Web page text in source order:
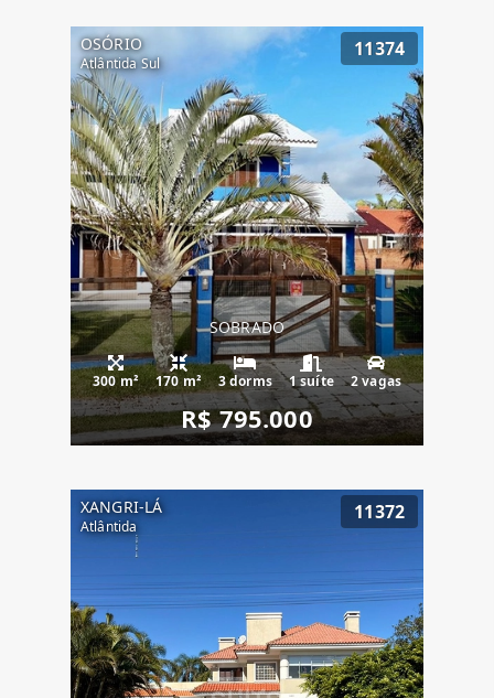
OSÓRIO
Atlântida Sul
11374
SOBRADO
300 m² 170 m² 3 dorms 1 suíte 2 vagas
R$ 795.000
XANGRI-LÁ
Atlântida
11372